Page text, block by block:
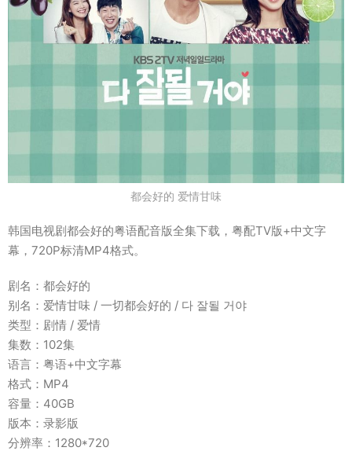
都会好的 爱情甘味
韩国电视剧都会好的粤语配音版全集下载，粤配TV版+中文字
幕，720P标清MP4格式。
剧名：都会好的
别名：爱情甘味 / 一切都会好的 / 다 잘될 거야
类型：剧情 / 爱情
集数：102集
语言：粤语+中文字幕
格式：MP4
容量：40GB
版本：录影版
分辨率：1280*720